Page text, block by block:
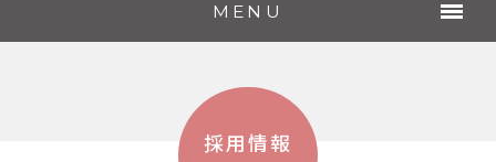
MENU
採用情報